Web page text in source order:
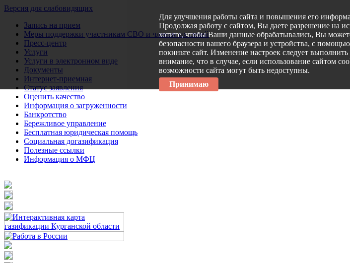
Версия для слабовидящих
Запись на прием
Меры поддержки участникам СВО и членам их семей
Пресс-центр
Услуги
Услуги в электронном виде
Документы
Интернет-приемная
Статус заявления
Оценить качество
Информация о загруженности
Банкротство
Бережливое управление
Бесплатная юридическая помощь
Социальная догазификация
Полезные ссылки
Информация о МФЦ
Для улучшения работы сайта и повышения его
Продолжая работу с сайтом, Вы даете разрешение на
хотите, чтобы Ваши данные обрабатывались, Вы
безопасности вашего браузера и устройства, с
покиньте сайт. Изменение настроек следует
внимание, что в случае, если использование сайтом
возможности сайта могут быть недоступны.
Принимаю